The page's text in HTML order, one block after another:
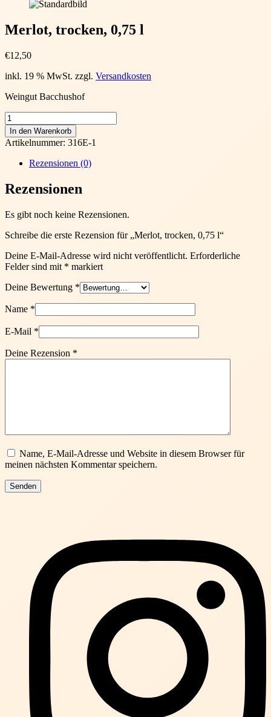
Merlot, trocken, 0,75 l
€12,50
inkl. 19 % MwSt. zzgl. Versandkosten
Weingut Bacchushof
Merlot,
trocken,
0,75
l
Menge
In den Warenkorb
Artikelnummer: 316E-1
Rezensionen (0)
Rezensionen
Es gibt noch keine Rezensionen.
Schreibe die erste Rezension für „Merlot, trocken, 0,75 l“
Deine E-Mail-Adresse wird nicht veröffentlicht. Erforderliche
Felder sind mit * markiert
Deine Bewertung *
Name *
E-Mail *
Deine Rezension *
Name, E-Mail-Adresse und Website in diesem Browser für
meinen nächsten Kommentar speichern.
Senden